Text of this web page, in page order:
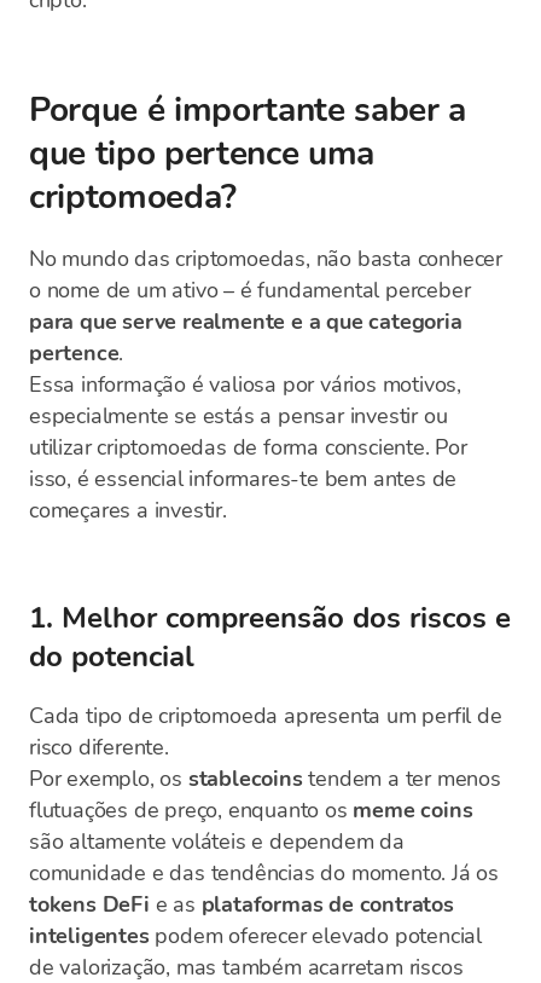
Porque é importante saber a
que tipo pertence uma
criptomoeda?
No mundo das criptomoedas, não basta conhecer
o nome de um ativo – é fundamental perceber
para que serve realmente e a que categoria
pertence.
Essa informação é valiosa por vários motivos,
especialmente se estás a pensar investir ou
utilizar criptomoedas de forma consciente. Por
isso, é essencial informares-te bem antes de
começares a investir.
1. Melhor compreensão dos riscos e
do potencial
Cada tipo de criptomoeda apresenta um perfil de
risco diferente.
Por exemplo, os stablecoins tendem a ter menos
flutuações de preço, enquanto os meme coins
são altamente voláteis e dependem da
comunidade e das tendências do momento. Já os
tokens DeFi e as plataformas de contratos
inteligentes podem oferecer elevado potencial
de valorização, mas também acarretam riscos